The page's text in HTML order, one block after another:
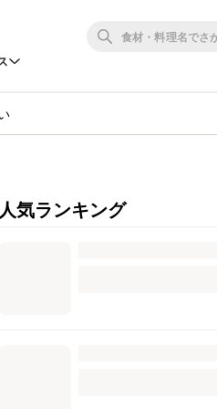
人気ランキング